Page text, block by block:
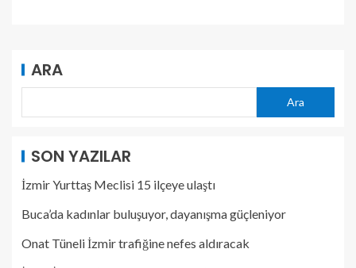
ARA
Ara
SON YAZILAR
İzmir Yurttaş Meclisi 15 ilçeye ulaştı
Buca’da kadınlar buluşuyor, dayanışma güçleniyor
Onat Tüneli İzmir trafiğine nefes aldıracak